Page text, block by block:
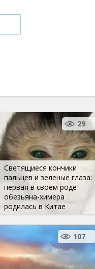
Светящиеся кончики
пальцев и зеленые глаза:
первая в своем роде
обезьяна-химера
родилась в Китае
29
107